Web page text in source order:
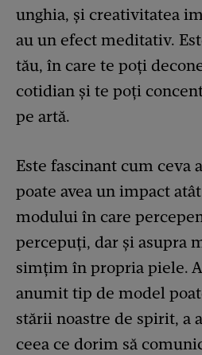
unghia, și creativitatea
au un efect meditativ.
tău, în care te poți
cotidian și te poți
pe artă.
Este fascinant cum ceva
poate avea un impact
modului în care
percepuți, dar și asupra
simțim în propria piele.
anumit tip de model
stării noastre de spirit, a
ceea ce dorim să